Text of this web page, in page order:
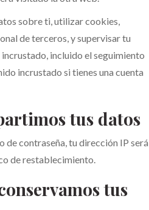
sobre ti, utilizar cookies,
de terceros, y supervisar tu
incluido el seguimiento
incrustado si tienes una cuenta
tus datos
de contraseña, tu dirección IP será
de restablecimiento.
tus